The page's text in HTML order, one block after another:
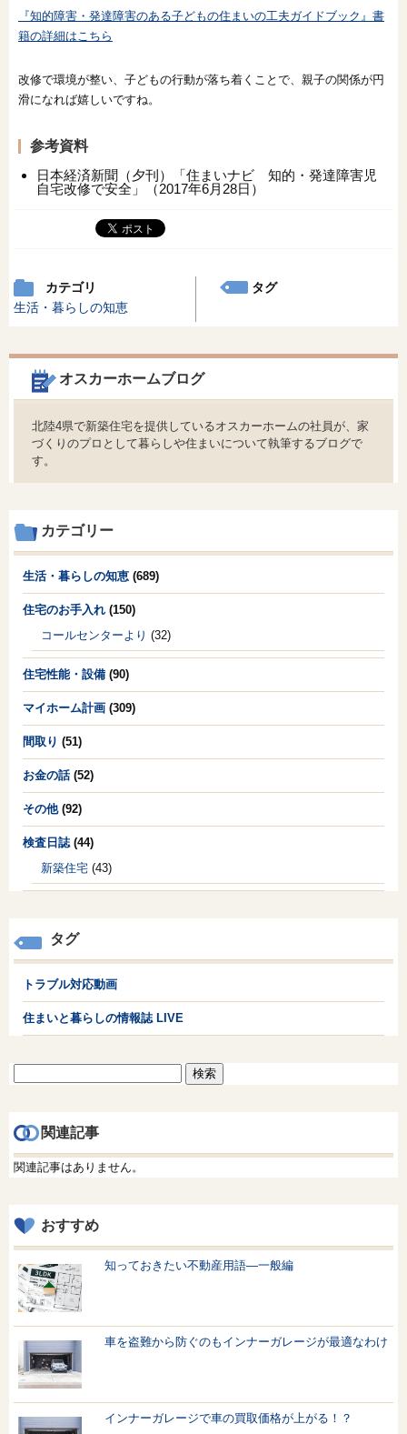
『知的障害・発達障害のある子どもの住まいの工夫ガイドブック』書
籍の詳細はこちら
改修で環境が整い、子どもの行動が落ち着くことで、親子の関係が円
滑になれば嬉しいですね。
参考資料
日本経済新聞（夕刊）「住まいナビ 知的・発達障害児
自宅改修で安全」（2017年6月28日）
カテゴリ
生活・暮らしの知恵
タグ
オスカーホームブログ
北陸4県で新築住宅を提供しているオスカーホームの社員が、家
づくりのプロとして暮らしや住まいについて執筆するブログで
す。
カテゴリー
生活・暮らしの知恵 (689)
住宅のお手入れ (150)
コールセンターより (32)
住宅性能・設備 (90)
マイホーム計画 (309)
間取り (51)
お金の話(52)
その他(92)
検査日誌(44)
新築住宅 (43)
タグ
トラブル対応動画
住まいと暮らしの情報誌 LIVE
関連記事
関連記事はありません。
おすすめ
知っておきたい不動産用語—一般編
車を盗難から防ぐのもインナーガレージが最適なわけ
インナーガレージで車の買取価格が上がる！？